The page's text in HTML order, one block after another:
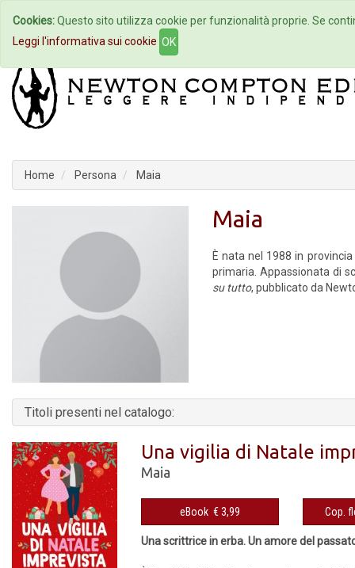
Home Autori Eventi
Home Persona Maia
Maia
È nata nel 1988 in
primaria. Appassionata di
su tutto, pubblicato da
Titoli presenti nel catalogo:
Una vigilia di Natale
Maia
eBook € 3,99
Una scrittrice in erba. Un amore del
Cookies:Questo sito utilizza cookie per funzionalità proprie. Se
Leggi l'informativa sui cookie OK